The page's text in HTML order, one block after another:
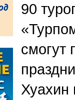
90
смогут
Хуахин